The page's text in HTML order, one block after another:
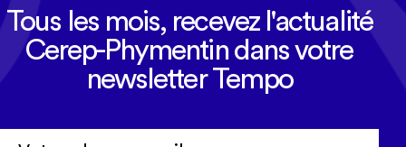
Tous les mois, recevez l'actualité
Cerep-Phymentin dans votre
newsletter Tempo